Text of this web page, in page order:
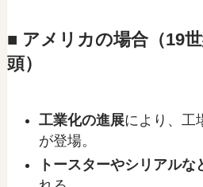
■ アメリカの場合（19
頭）
工業化の進展により、工
が登場。
トースターやシリアルな